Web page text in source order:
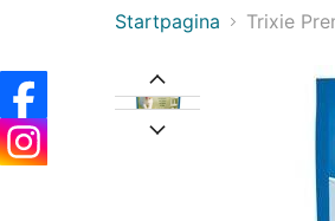
Startpagina Trixie